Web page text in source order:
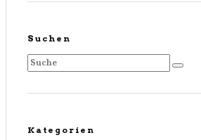
Suchen
Kategorien